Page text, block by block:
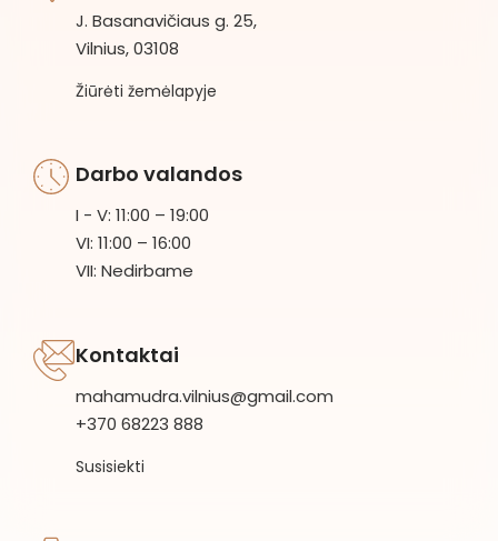
J. Basanavičiaus g. 25,
Vilnius, 03108
Žiūrėti žemėlapyje
Darbo valandos
I - V: 11:00 – 19:00
VI: 11:00 – 16:00
VII: Nedirbame
Kontaktai
mahamudra.vilnius@gmail.com
+370 68223 888
Susisiekti